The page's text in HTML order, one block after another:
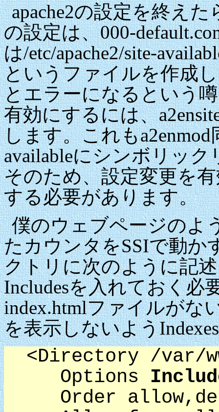
apache2の設定を終え
の設定は、000-
は/etc/apache2/site-
というファイルを作成
とエラーになるという
有効にするには、
します。これもa2enmod
availableにシンボリッ
そのため、設定変更を
する必要があります。
僕のウェブページのよ
たカウンタをSSIで動か
クトリに次のように記
Includesを入れておく必
index.htmlファイルがな
を表示しないよう
<Directory /var/
Options
Order